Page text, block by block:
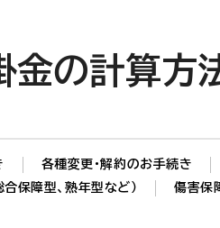
の計算方
各種変更・解約のお手続き
合保障型、熟年型など）
傷害保